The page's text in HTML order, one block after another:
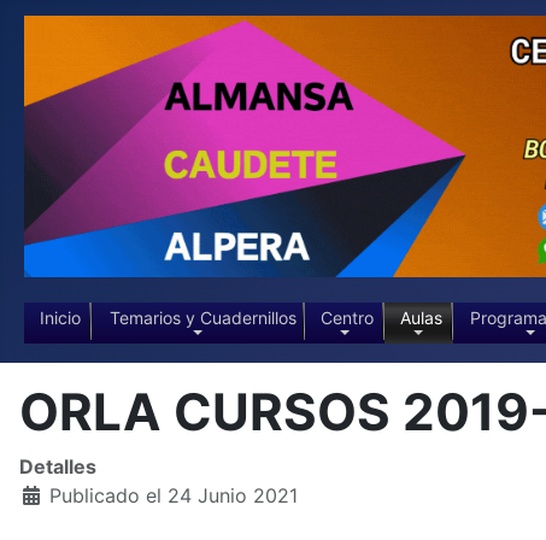
Inicio Temarios y Cuadernillos Centro Aulas
ORLA CURSOS
Detalles
Publicado el 24 Junio 2021